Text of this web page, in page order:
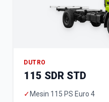
DUTRO
115 SDR STD
✓ Mesin 115 PS Euro 4